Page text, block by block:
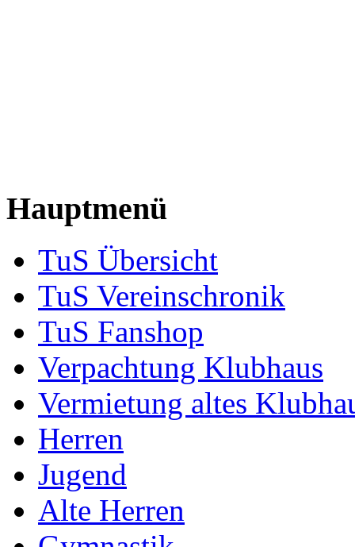
Hauptmenü
TuS Übersicht
TuS Vereinschronik
TuS Fanshop
Verpachtung Klubhaus
Vermietung altes
Herren
Jugend
Alte Herren